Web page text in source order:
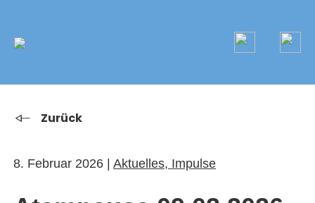
KLOSTER
ÜBER UNS
GAST SEIN
Zurück
8. Februar 2026 | Aktuelles, Impulse